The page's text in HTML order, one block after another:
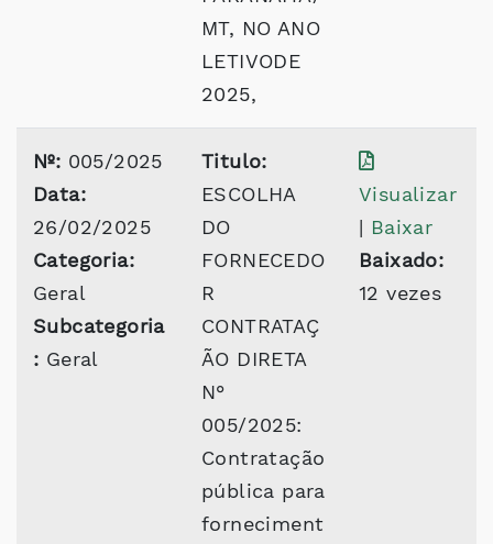
MT, NO ANO
LETIVODE
2025,
Nº: 005/2025
Data:
26/02/2025
Categoria:
Geral
Subcategoria
: Geral
Titulo:
ESCOLHA
DO
FORNECEDO
R
CONTRATAÇ
ÃO DIRETA
N°
005/2025:
Contratação
pública para
forneciment
Visualizar
| Baixar
Baixado:
12 vezes